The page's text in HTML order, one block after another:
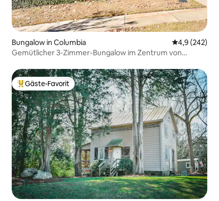
Bungalow in Columbia
4,9 (242)
Gemütlicher 3-Zimmer-Bungalow im Zentrum von
Beliebter Gäste-Favorit.
Gäste-Favorit